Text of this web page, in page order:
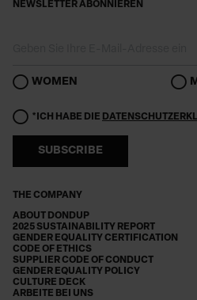
THE COMPANY
ABOUT DONDUP
2025 SUSTAINABILITY REPORT
GENDER EQUALITY CERTIFICATION
CODE OF ETHICS
SUPPLIER CODE OF CONDUCT
GENDER EQUALITY POLICY
CULTURE DECK
ARBEITE BEI UNS
NEWSLETTER ABONNIEREN
WOMEN
*ICH HABE DIE
SUBSCRIBE